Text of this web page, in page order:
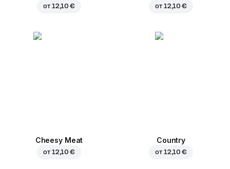
от 12,10 € от 12,10 €
Cheesy Meat
от 12,10 €
Country
от 12,10 €